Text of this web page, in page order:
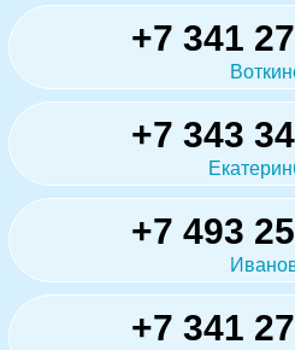
+7 341
+7 343
+7 493
+7 341